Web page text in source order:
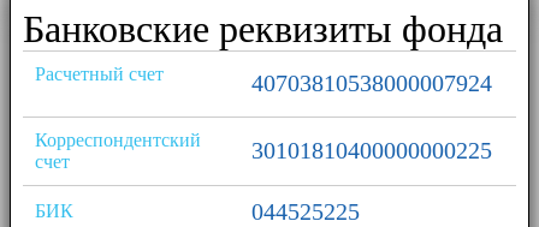
Банковские реквизиты фонда
Расчетный счет 40703810538000007924
Корреспондентский
счет
30101810400000000225
БИК 044525225